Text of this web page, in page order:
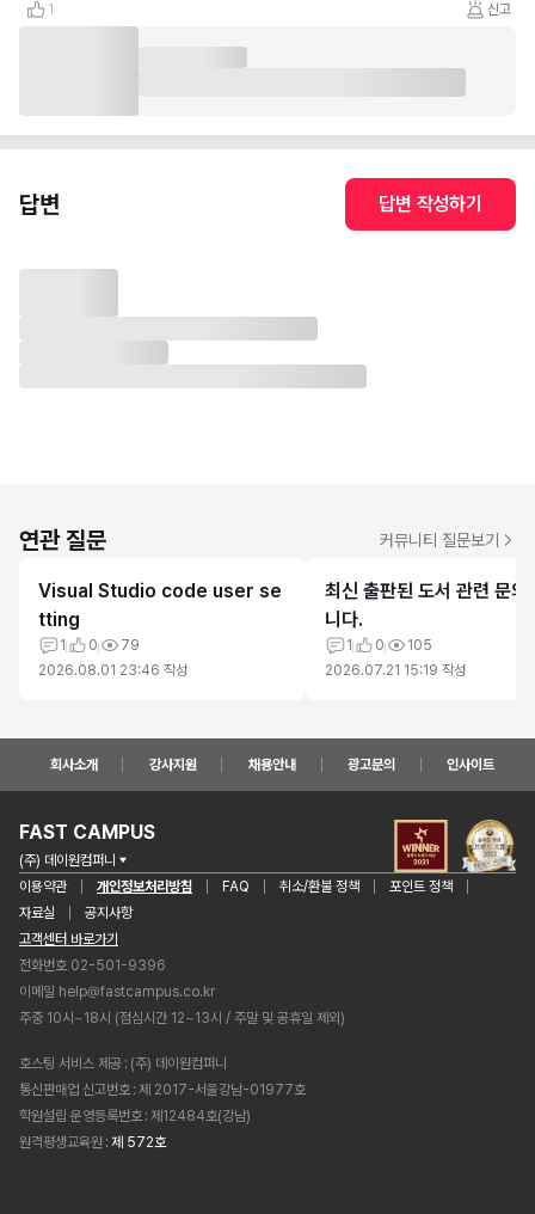
1 신고
답변 답변 작성하기
연관 질문 커뮤니티 질문보기
Visual Studio code user se
tting
1 0
79
2026.08.01 23:46 작성
최신 출판된 도서 관련 문의
니다.
1 0
105
2026.07.21 15:19 작성
회사소개 강사지원 채용안내 광고문의 인사이트
FAST CAMPUS
(주) 데이원컴퍼니
이용약관
개인정보처리방침 FAQ 취소/환불 정책
포인트 정책
자료실
공지사항
고객센터 바로가기
전화번호 02-501-9396
이메일 help@fastcampus.co.kr
주중 10시~18시 (점심시간 12~13시 / 주말 및 공휴일 제외)
호스팅 서비스 제공 (주) 데이원컴퍼니
통신판매업 신고번호 제 2017-서울강남-01977호
학원설립 운영등록번호 제12484호(강남)
원격평생교육원 제 572호